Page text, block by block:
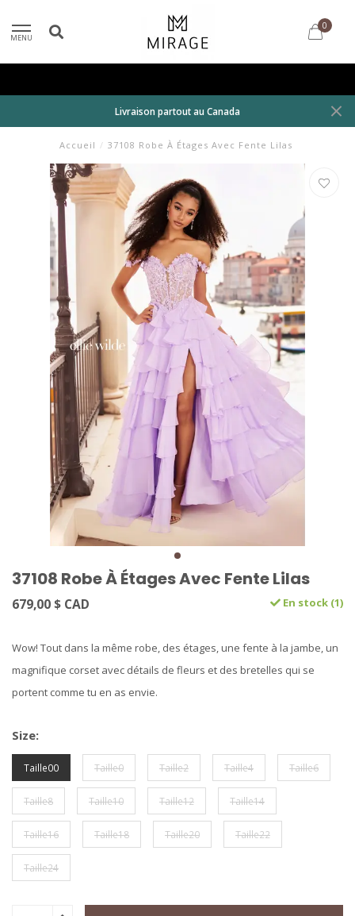
MENU
0
Livraison partout au Canada
Accueil / 37108 Robe À Étages Avec Fente Lilas
37108 Robe À Étages Avec Fente Lilas
679,00 $ CAD En stock (1)
Wow! Tout dans la même robe, des étages, une fente à la jambe, un
magnifique corset avec détails de fleurs et des bretelles qui se
portent comme tu en as envie.
Size:
Taille00 Taille0 Taille2 Taille4 Taille6
Taille8 Taille10 Taille12 Taille14
Taille16 Taille18 Taille20 Taille22
Taille24